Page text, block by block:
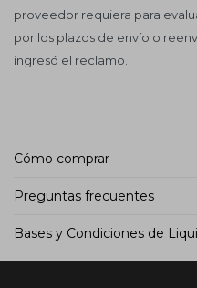
proveedor requiera para
por los plazos de envío o
ingresó el reclamo.
Cómo comprar
Preguntas frecuentes
Bases y Condiciones de